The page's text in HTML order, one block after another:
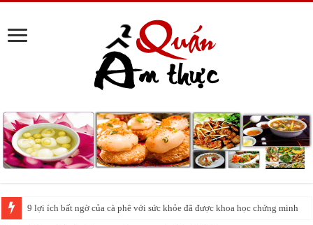
9 lợi ích bất ngờ của cà phê với sức khỏe đã được khoa học chứng minh